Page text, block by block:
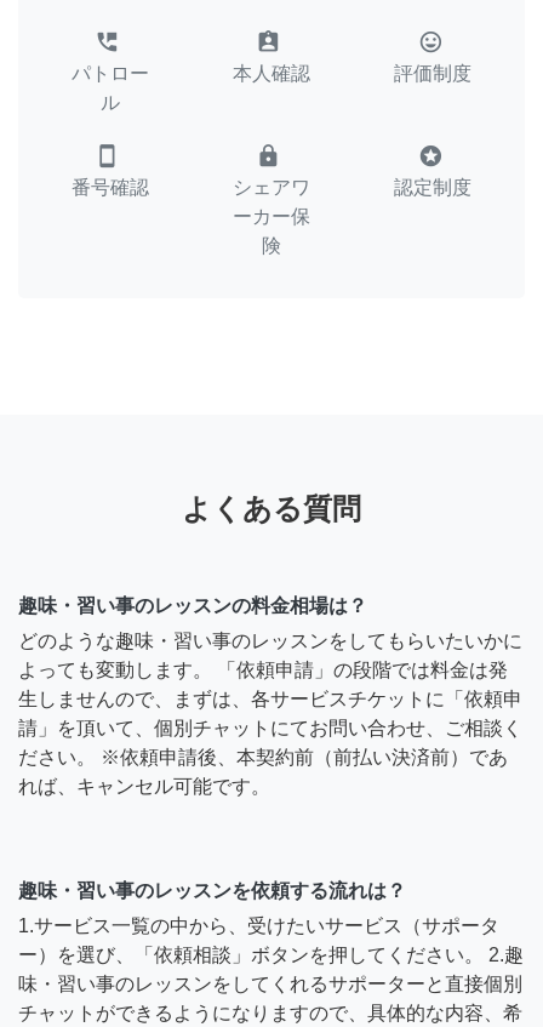
perm_phone_msg
パトロー
ル
assignment_ind
本人確認
tag_faces
評価制度
smartphone
番号確認
lock
シェアワ
ーカー保
険
stars
認定制度
よくある質問
趣味・習い事のレッスンの料金相場は？
どのような趣味・習い事のレッスンをしてもらいたいかに
よっても変動します。 「依頼申請」の段階では料金は発
生しませんので、まずは、各サービスチケットに「依頼申
請」を頂いて、個別チャットにてお問い合わせ、ご相談く
ださい。 ※依頼申請後、本契約前（前払い決済前）であ
れば、キャンセル可能です。
趣味・習い事のレッスンを依頼する流れは？
1.サービス一覧の中から、受けたいサービス（サポータ
ー）を選び、「依頼相談」ボタンを押してください。 2.趣
味・習い事のレッスンをしてくれるサポーターと直接個別
チャットができるようになりますので、具体的な内容、希